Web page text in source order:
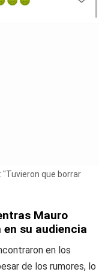
"Tuvieron que borrar
Mauro
su audiencia
en los
de los rumores, lo